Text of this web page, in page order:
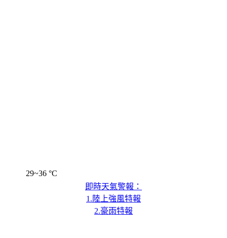
29~36 °C
即時天氣警報：
1.陸上強風特報
2.豪雨特報